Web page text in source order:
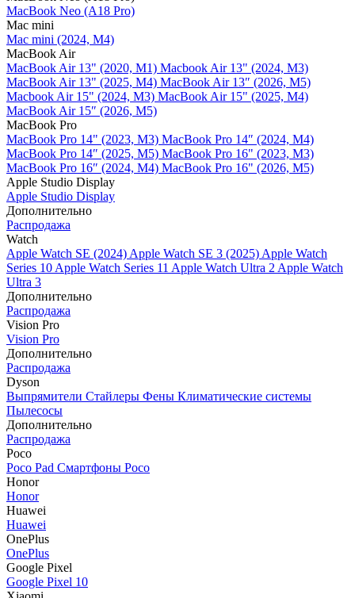
MacBook Neo (A18 Pro)
Mac mini
Mac mini (2024, M4)
MacBook Air
MacBook Air 13" (2020, M1) Macbook Air 13" (2024, M3)
MacBook Air 13" (2025, M4) MacBook Air 13″ (2026, M5)
Macbook Air 15" (2024, M3) MacBook Air 15" (2025, M4)
MacBook Air 15″ (2026, M5)
MacBook Pro
MacBook Pro 14" (2023, M3) MacBook Pro 14″ (2024, M4)
MacBook Pro 14″ (2025, M5) MacBook Pro 16" (2023, M3)
MacBook Pro 16″ (2024, M4) MacBook Pro 16" (2026, M5)
Apple Studio Display
Apple Studio Display
Дополнительно
Распродажа
Watch
Apple Watch SE (2024) Apple Watch SE 3 (2025) Apple Watch
Series 10 Apple Watch Series 11 Apple Watch Ultra 2 Apple Watch
Ultra 3
Дополнительно
Распродажа
Vision Pro
Vision Pro
Дополнительно
Распродажа
Dyson
Выпрямители Стайлеры Фены Климатические системы
Пылесосы
Дополнительно
Распродажа
Poco
Poco Pad Смартфоны Poco
Honor
Honor
Huawei
Huawei
OnePlus
OnePlus
Google Pixel
Google Pixel 10